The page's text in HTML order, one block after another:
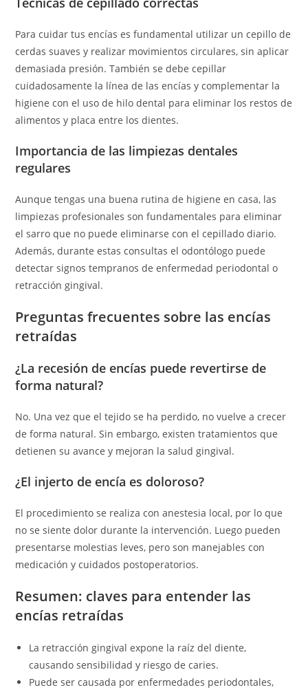
Para cuidar tus encías es fundamental utilizar un cepillo de
cerdas suaves y realizar movimientos circulares, sin aplicar
demasiada presión. También se debe cepillar
cuidadosamente la línea de las encías y complementar la
higiene con el uso de hilo dental para eliminar los restos de
alimentos y placa entre los dientes.
Importancia de las limpiezas dentales
regulares
Aunque tengas una buena rutina de higiene en casa, las
limpiezas profesionales son fundamentales para eliminar
el sarro que no puede eliminarse con el cepillado diario.
Además, durante estas consultas el odontólogo puede
detectar signos tempranos de enfermedad periodontal o
retracción gingival.
Preguntas frecuentes sobre las encías
retraídas
¿La recesión de encías puede revertirse de
forma natural?
No. Una vez que el tejido se ha perdido, no vuelve a crecer
de forma natural. Sin embargo, existen tratamientos que
detienen su avance y mejoran la salud gingival.
¿El injerto de encía es doloroso?
El procedimiento se realiza con anestesia local, por lo que
no se siente dolor durante la intervención. Luego pueden
presentarse molestias leves, pero son manejables con
medicación y cuidados postoperatorios.
Resumen: claves para entender las
encías retraídas
La retracción gingival expone la raíz del diente,
causando sensibilidad y riesgo de caries.
Puede ser causada por enfermedades periodontales,